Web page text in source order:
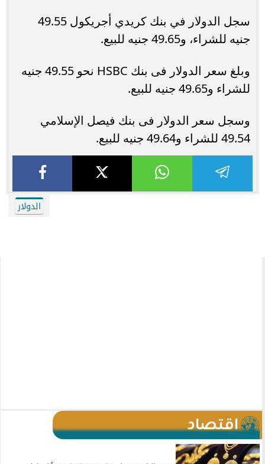
سجل الدولار في بنك كريدي أجريكول 49.55
جنيه للشراء، و49.65 جنيه للبيع.
وبلغ سعر الدولار فى بنك HSBC نحو 49.55 جنيه
للشراء و49.65 جنيه للبيع.
وسجل سعر الدولار فى بنك فيصل الإسلامي
49.54 للشراء و49.64 جنيه للبيع.
الدولار
اقتصاد